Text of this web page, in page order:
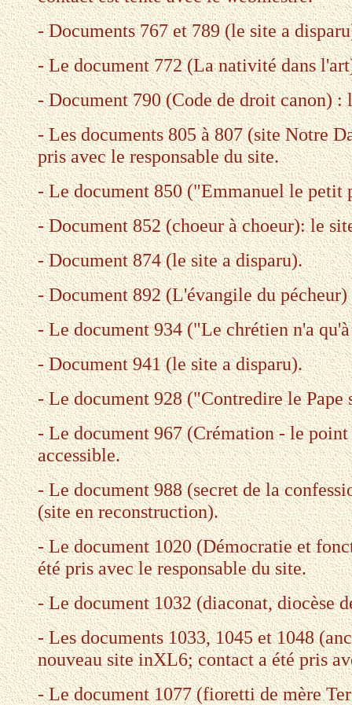
- Documents 767 et 789 (le site a
- Le document 772 (La nativité dans
- Document 790 (Code de droit canon) :
- Les documents 805 à 807 (site Notre
pris avec le responsable du site.
- Le document 850 ("Emmanuel le petit
- Document 852 (choeur à choeur): le
- Document 874 (le site a disparu).
- Document 892 (L'évangile du pécheur)
- Le document 934 ("Le chrétien n'a
- Document 941 (le site a disparu).
- Le document 928 ("Contredire le
- Le document 967 (Crémation - le
accessible.
- Le document 988 (secret de la
(site en reconstruction).
- Le document 1020 (Démocratie et
été pris avec le responsable du site.
- Le document 1032 (diaconat, diocèse
- Les documents 1033, 1045 et 1048
nouveau site inXL6; contact a été pris
- Le document 1077 (fioretti de mère